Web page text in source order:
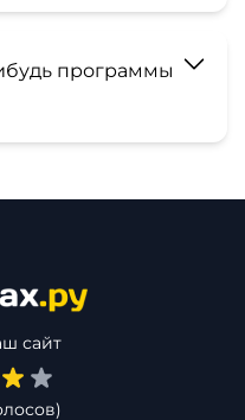
программы
сайт